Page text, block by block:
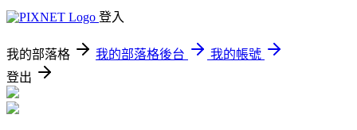
登入
我的部落格 我的部落格後台
我的帳號
登出